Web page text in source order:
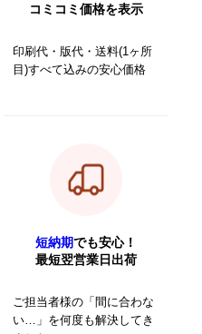
コミコミ価格を表示
印刷代・版代・送料(1ヶ所
目)すべて込みの安心価格
短納期でも安心！
最短翌営業日出荷
ご担当者様の「間に合わな
い…」を何度も解決してき